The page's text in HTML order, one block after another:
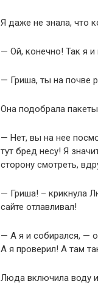
Я даже не знала, что
— Ой, конечно! Так я и
— Гриша, ты на почве
Она подобрала
— Нет, вы на нее
тут бред несу! Я
сторону смотреть,
— Гриша! – крикнула
сайте отлавливал!
— А я и собирался, —
А я проверил! А там
Люда включила воду